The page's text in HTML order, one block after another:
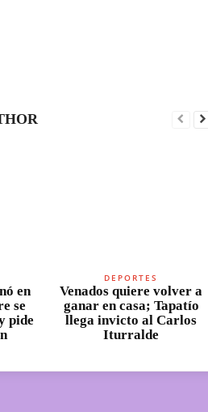
en
se
pide
DEPORTES
Venados quiere volver a
ganar en casa; Tapatío
llega invicto al Carlos
Iturralde